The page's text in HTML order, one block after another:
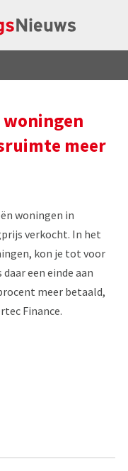
meer
woningen in
verkocht. In het
kon je tot voor
een einde aan
meer betaald,
Finance.